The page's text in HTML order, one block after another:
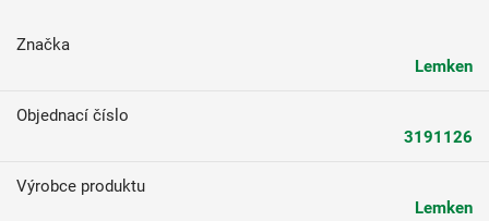
Značka
Lemken
Objednací číslo
3191126
Výrobce produktu
Lemken